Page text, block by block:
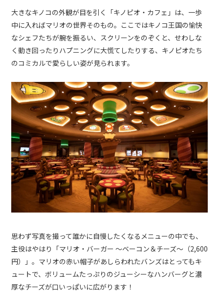
大きなキノコの外観が目を引く「キノピオ・カフェ」は、一歩
中に入ればマリオの世界そのもの。ここではキノコ王国の愉快
なシェフたちが腕を振るい、スクリーンをのぞくと、せわしな
く動き回ったりハプニングに大慌てしたりする、キノピオたち
のコミカルで愛らしい姿が見られます。
思わず写真を撮って誰かに自慢したくなるメニューの中でも、
主役はやはり「マリオ・バーガー 〜ベーコン＆チーズ〜（2,600
円）」。マリオの赤い帽子があしらわれたバンズはとってもキ
ュートで、ボリュームたっぷりのジューシーなハンバーグと濃
厚なチーズが口いっぱいに広がります！